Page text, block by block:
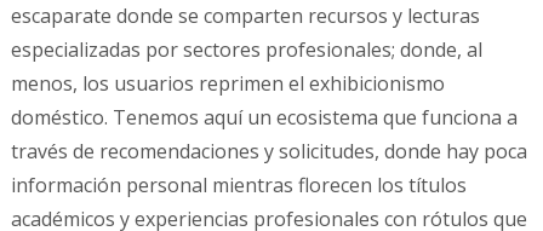
escaparate donde se comparten recursos y lecturas
especializadas por sectores profesionales; donde, al
menos, los usuarios reprimen el exhibicionismo
doméstico. Tenemos aquí un ecosistema que funciona a
través de recomendaciones y solicitudes, donde hay poca
información personal mientras florecen los títulos
académicos y experiencias profesionales con rótulos que